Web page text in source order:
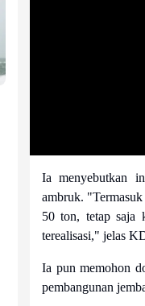
Ia menyebutkan
ambruk. "Termasuk
50 ton, tetap saja
terealisasi," jelas
Ia pun memohon
pembangunan